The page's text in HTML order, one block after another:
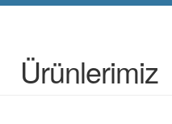
Ürünlerimiz